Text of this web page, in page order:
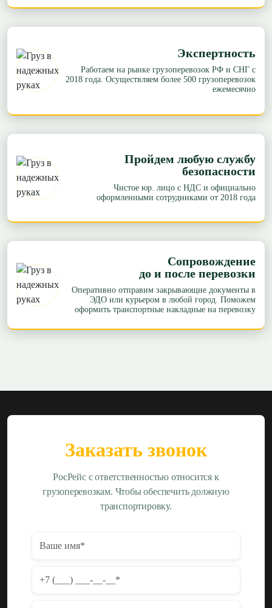
Экспертность
Работаем на рынке грузоперевозок РФ и СНГ с
2018 года. Осуществляем более 500 грузоперевозок
ежемесячно
Пройдем любую службу
безопасности
Чистое юр. лицо с НДС и официально
оформленными сотрудниками от 2018 года
Сопровождение
до и после перевозки
Оперативно отправим закрывающие документы в
ЭДО или курьером в любой город. Поможем
оформить транспортные накладные на перевозку
Заказать звонок
РосРейс с ответственностью относится к
грузоперевозкам. Чтобы обеспечить должную
транспортировку.